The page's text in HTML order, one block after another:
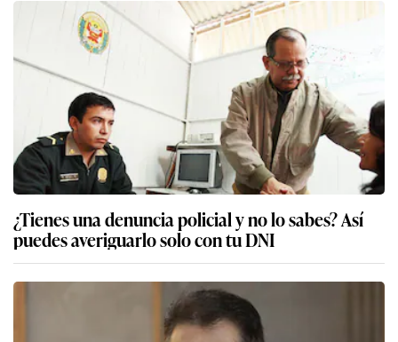
¿Tienes una denuncia policial y no lo sabes? Así
puedes averiguarlo solo con tu DNI